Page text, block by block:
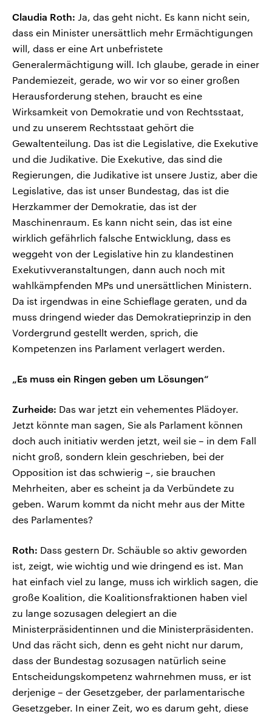
Claudia Roth: Ja, das geht nicht. Es kann nicht sein,
dass ein Minister unersättlich mehr Ermächtigungen
will, dass er eine Art unbefristete
Generalermächtigung will. Ich glaube, gerade in einer
Pandemiezeit, gerade, wo wir vor so einer großen
Herausforderung stehen, braucht es eine
Wirksamkeit von Demokratie und von Rechtsstaat,
und zu unserem Rechtsstaat gehört die
Gewaltenteilung. Das ist die Legislative, die Exekutive
und die Judikative. Die Exekutive, das sind die
Regierungen, die Judikative ist unsere Justiz, aber die
Legislative, das ist unser Bundestag, das ist die
Herzkammer der Demokratie, das ist der
Maschinenraum. Es kann nicht sein, das ist eine
wirklich gefährlich falsche Entwicklung, dass es
weggeht von der Legislative hin zu klandestinen
Exekutivveranstaltungen, dann auch noch mit
wahlkämpfenden MPs und unersättlichen Ministern.
Da ist irgendwas in eine Schieflage geraten, und da
muss dringend wieder das Demokratieprinzip in den
Vordergrund gestellt werden, sprich, die
Kompetenzen ins Parlament verlagert werden.
„Es muss ein Ringen geben um Lösungen“
Zurheide: Das war jetzt ein vehementes Plädoyer.
Jetzt könnte man sagen, Sie als Parlament können
doch auch initiativ werden jetzt, weil sie – in dem Fall
nicht groß, sondern klein geschrieben, bei der
Opposition ist das schwierig –, sie brauchen
Mehrheiten, aber es scheint ja da Verbündete zu
geben. Warum kommt da nicht mehr aus der Mitte
des Parlamentes?
Roth: Dass gestern Dr. Schäuble so aktiv geworden
ist, zeigt, wie wichtig und wie dringend es ist. Man
hat einfach viel zu lange, muss ich wirklich sagen, die
große Koalition, die Koalitionsfraktionen haben viel
zu lange sozusagen delegiert an die
Ministerpräsidentinnen und die Ministerpräsidenten.
Und das rächt sich, denn es geht nicht nur darum,
dass der Bundestag sozusagen natürlich seine
Entscheidungskompetenz wahrnehmen muss, er ist
derjenige – der Gesetzgeber, der parlamentarische
Gesetzgeber. In einer Zeit, wo es darum geht, diese